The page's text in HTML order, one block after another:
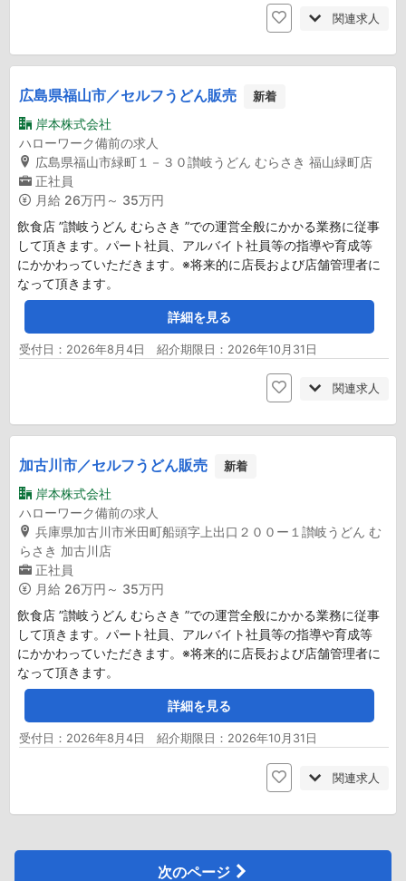
関連求人
広島県福山市／セルフうどん販売 新着
岸本株式会社
ハローワーク備前の求人
広島県福山市緑町１－３０讃岐うどん むらさき 福山緑町店
正社員
月給 26万円～ 35万円
飲食店 ”讃岐うどん むらさき ”での運営全般にかかる業務に従事
して頂きます。パート社員、アルバイト社員等の指導や育成等
にかかわっていただきます。※将来的に店長および店舗管理者に
なって頂きます。
詳細を見る
受付日：2026年8月4日 紹介期限日：2026年10月31日
関連求人
加古川市／セルフうどん販売 新着
岸本株式会社
ハローワーク備前の求人
兵庫県加古川市米田町船頭字上出口２００ー１讃岐うどん む
らさき 加古川店
正社員
月給 26万円～ 35万円
飲食店 ”讃岐うどん むらさき ”での運営全般にかかる業務に従事
して頂きます。パート社員、アルバイト社員等の指導や育成等
にかかわっていただきます。※将来的に店長および店舗管理者に
なって頂きます。
詳細を見る
受付日：2026年8月4日 紹介期限日：2026年10月31日
関連求人
次のページ